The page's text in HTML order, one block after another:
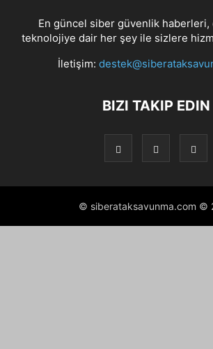
En güncel siber güvenlik
teknolojiye dair her şey ile sizlere
İletişim:
BIZI TAKIP EDIN
© siberataksavunma.com ©